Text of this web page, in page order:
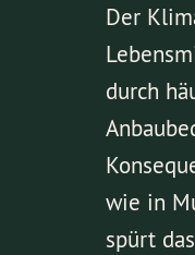
Der
durch
wie in
spürt